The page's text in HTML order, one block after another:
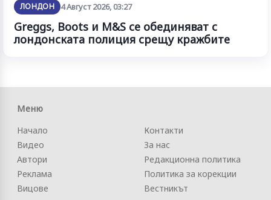
ЛОНДОН 4 Август 2026, 03:27
Greggs, Boots и M&S се обединяват с
лондонската полиция срещу кражбите
Меню
Начало
Видео
Автори
Реклама
Вицове
Контакти
За нас
Редакционна политика
Политика за корекции
Вестникът